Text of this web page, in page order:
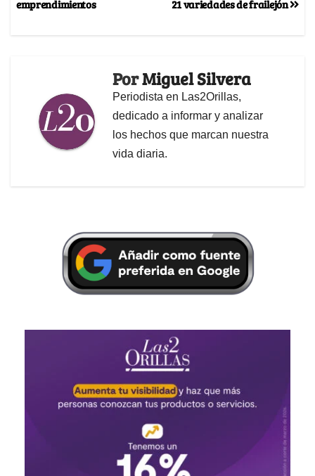
21 variedades de frailejón
emprendimientos
PorMiguel Silvera
Periodista en Las2Orillas,
dedicado a informar y analizar
los hechos que marcan nuestra
vida diaria.